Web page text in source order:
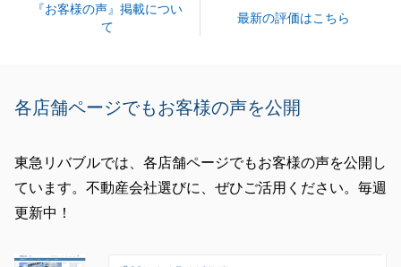
『お客様の声』掲載につい
て
最新の評価はこちら
各店舗ページでもお客様の声を公開
東急リバブルでは、各店舗ページでもお客様の声を公開し
ています。不動産会社選びに、ぜひご活用ください。毎週
更新中！